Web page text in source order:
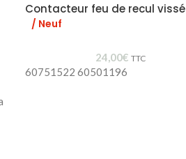
Contacteur feu de recul vissé
/ Neuf
24,00€ TTC
60751522 60501196